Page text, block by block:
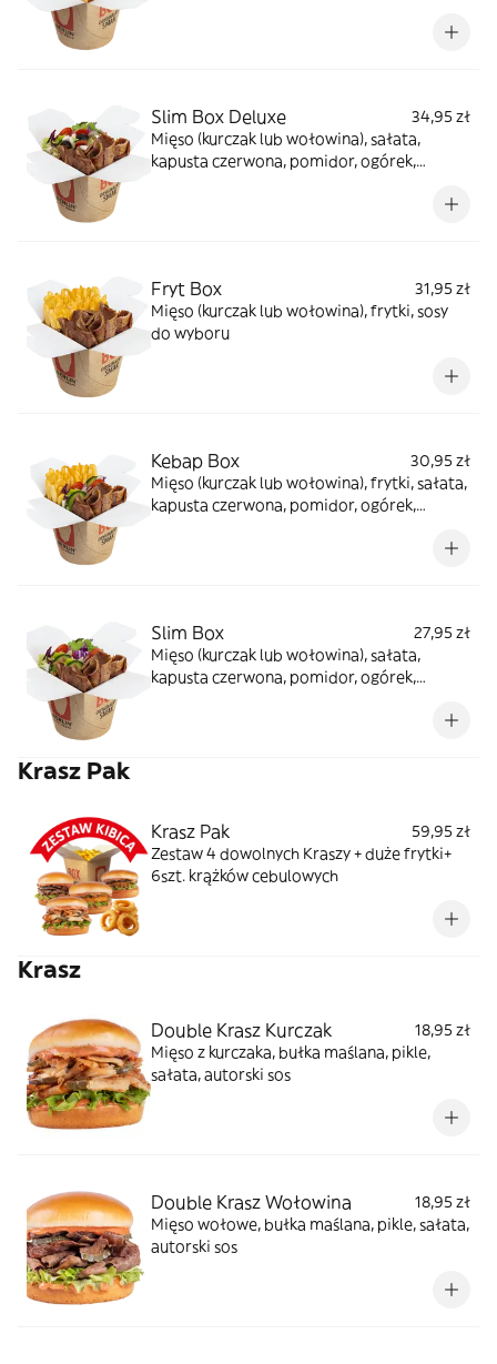
Slim Box Deluxe
34,95 zł
Mięso (kurczak lub wołowina), sałata,
kapusta czerwona, pomidor, ogórek,
Fryt Box
31,95 zł
Mięso (kurczak lub wołowina), frytki, sosy
do wyboru
Kebap Box
30,95 zł
Mięso (kurczak lub wołowina), frytki, sałata,
kapusta czerwona, pomidor, ogórek,
Slim Box
27,95 zł
Mięso (kurczak lub wołowina), sałata,
kapusta czerwona, pomidor, ogórek,
Krasz Pak
Krasz Pak
59,95 zł
Zestaw 4 dowolnych Kraszy + duże frytki+
6szt. krążków cebulowych
Krasz
Double Krasz Kurczak
18,95 zł
Mięso z kurczaka, bułka maślana, pikle,
sałata, autorski sos
Double Krasz Wołowina
18,95 zł
Mięso wołowe, bułka maślana, pikle, sałata,
autorski sos